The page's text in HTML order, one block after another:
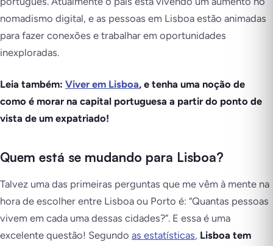
nomadismo digital, e as pessoas em Lisboa estão animadas
para fazer conexões e trabalhar em oportunidades
inexploradas.
Leia também: Viver em Lisboa, e tenha uma noção de
como é morar na capital portuguesa a partir do ponto de
vista de um expatriado!
Quem está se mudando para Lisboa?
Talvez uma das primeiras perguntas que me vêm à mente na
hora de escolher entre Lisboa ou Porto é: “Quantas pessoas
vivem em cada uma dessas cidades?”. E essa é uma
excelente questão! Segundo as estatísticas, Lisboa tem